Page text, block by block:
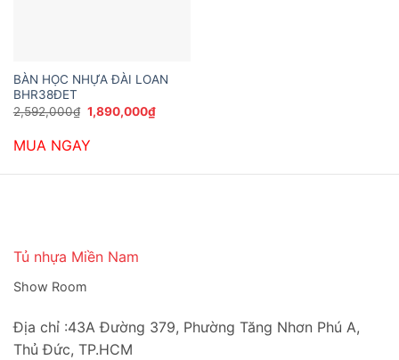
BÀN HỌC NHỰA ĐÀI LOAN
BHR38ĐET
2,592,000₫ Giá
gốc
2,592,000₫.
1,890,000₫Giá
hiện
MUA NGAY
Tủ nhựa Miền Nam
Show Room
Địa chỉ :43A Đường 379, Phường Tăng Nhơn Phú A,
Thủ Đức, TP.HCM